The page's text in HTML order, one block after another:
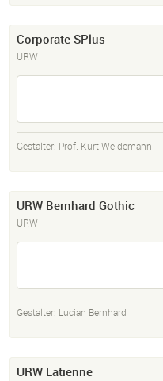
Corporate SPlus
URW
Gestalter: Prof. Kurt Weidemann
URW Bernhard Gothic
URW
Gestalter: Lucian Bernhard
URW Latienne